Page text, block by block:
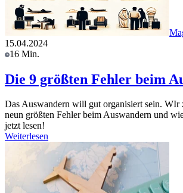
15.04.2024
16 Min.
Die 9 größten Fehler beim
Das Auswandern will gut organisiert sein. WIr
neun größten Fehler beim Auswandern und
jetzt lesen!
Weiterlesen